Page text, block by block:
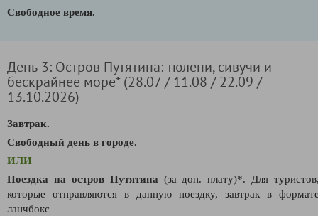
Свободное время.
День 3: Остров Путятина: тюлени, сивучи и
бескрайнее море* (28.07 / 11.08 / 22.09 /
13.10.2026)
Завтрак.
Свободный день в городе.
ИЛИ
Поездка на остров Путятина (за доп. плату)*. Для
которые отправляются в данную поездку, завтрак в
ланчбокс